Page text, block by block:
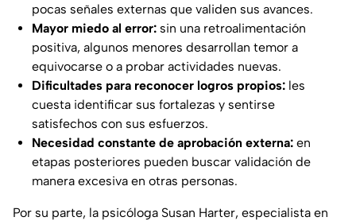
pocas señales externas que validen sus avances.
Mayor miedo al error: sin una retroalimentación
positiva, algunos menores desarrollan temor a
equivocarse o a probar actividades nuevas.
Dificultades para reconocer logros propios: les
cuesta identificar sus fortalezas y sentirse
satisfechos con sus esfuerzos.
Necesidad constante de aprobación externa: en
etapas posteriores pueden buscar validación de
manera excesiva en otras personas.
Por su parte, la psicóloga Susan Harter, especialista en